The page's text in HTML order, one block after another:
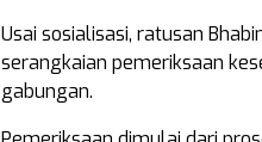
Usai sosialisasi, ratusan
serangkaian pemeriksaan
gabungan.